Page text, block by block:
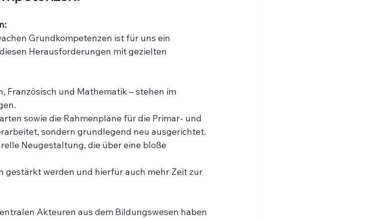
Grundkompetenzen ist für uns ein
Herausforderungen mit gezielten
Französisch und Mathematik – stehen im
sowie die Rahmenpläne für die Primar- und
sondern grundlegend neu ausgerichtet.
Neugestaltung, die über eine bloße
gestärkt werden und hierfür auch mehr Zeit zur
Akteuren aus dem Bildungswesen haben